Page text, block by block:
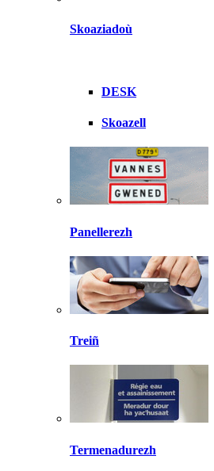
Skoaziadoù
DESK
Skoazell
Panellerezh
Treiñ
Termenadurezh